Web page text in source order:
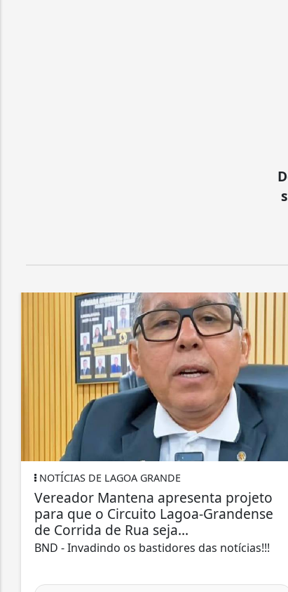
NOTÍCIAS DE LAGOA GRANDE
Vereador Mantena apresenta projeto
para que o Circuito Lagoa-Grandense
de Corrida de Rua seja...
BND - Invadindo os bastidores das notícias!!!